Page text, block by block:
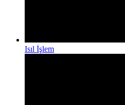
Isıl İşlem